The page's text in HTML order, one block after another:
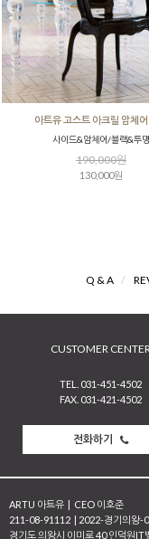
아트유 고스트 아크릴 암체
사이드&암체어/블랙&투명
190,000원
130,000원
Q & A /
CUSTOMER
TEL. 031-451-4502
FAX. 031-421-4502
전화하기
ARTU 아트유 | CEO 이호준
211-08-91112 | 2022-경기의왕-
경기도 의왕시 이미로 40 인덕원